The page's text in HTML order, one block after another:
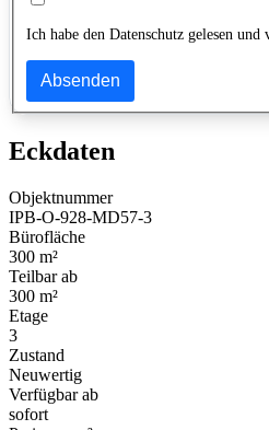
Ich habe den Datenschutz gelesen und
Absenden
Eckdaten
Objektnummer
IPB-O-928-MD57-3
Bürofläche
300 m²
Teilbar ab
300 m²
Etage
3
Zustand
Neuwertig
Verfügbar ab
sofort